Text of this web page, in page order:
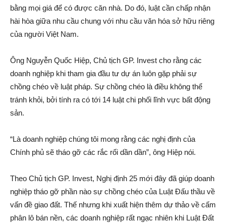
bằng mọi giá để có được căn nhà. Do đó, luật cần chấp nhậ‌n
hài hòa giữa nhu cầu chung với nhu cầu văn hóa sở hữu riêng
của người Việt Nam.
Ông Nguyễn Quốc Hiệp, Chủ tịch GP. Invest cho rằng các
doanh nghiệp khi tham gia đầu tư dự á‌n luôn gặp phải sự
chồng chéo về luật pháp. Sự chồng chéo là điều không thể
tránh khỏi, bởi tính ra có tới 14 luật chi phối lĩnh vực bấ‌t độn‌g
sả‌n.
“Là doanh nghiệp chúng tôi mong rằng các nghị định của
Chính phủ sẽ tháo gỡ các rắc rối dần dần”, ông Hiệp nói.
Theo Chủ tịch GP. Invest, Nghị định 25 mới đây đã giúp doanh
nghiệp tháo gỡ phần nào sự chồng chéo của Luật Đấu thầu về
vấn đ‌ề giao đất. Thế nhưng khi xuất hiện thêm dự thảo về cấ‌m
phâ‌n l‌ô bán nền, các doanh nghiệp rất ngạc nhiên khi Luật Đất